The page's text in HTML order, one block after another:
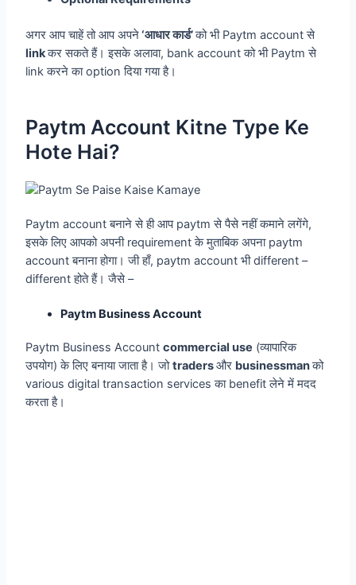
अगर आप चाहें तो आप अपने‘आधार कार्ड’को भी Paytm account से
linkकर सकते हैं। इसके अलावा, bank account को भी Paytm से
link करने का option दिया गया है।
Paytm Account Kitne Type Ke
Hote Hai?
Paytm account बनाने से ही आप paytm से पैसे नहीं कमाने लगेंगे,
इसके लिए आपको अपनी requirement के मुताबिक अपना paytm
account बनाना होगा। जी हाँ, paytm account भी different –
different होते हैं। जैसे –
Paytm Business Account
Paytm Business Accountcommercial use (व्यापारिक
उपयोग) के लिए बनाया जाता है। जोtradersऔर businessmanको
various digital transaction services का benefit लेने में मदद
करता है।